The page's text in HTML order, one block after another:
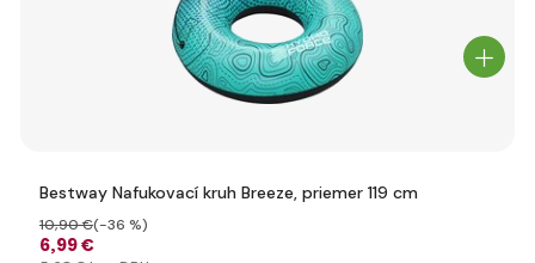
Bestway Nafukovací kruh Breeze, priemer 119 cm
6,99 €
10,90 €(-36 %)